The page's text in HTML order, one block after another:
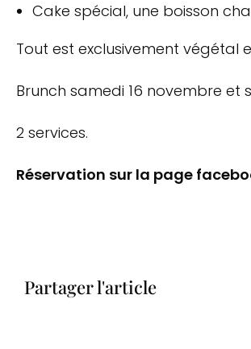
Cake spécial, une boisson
Tout est exclusivement végétal
Brunch samedi 16 novembre et
2 services.
Réservation sur la page
Partager l'article